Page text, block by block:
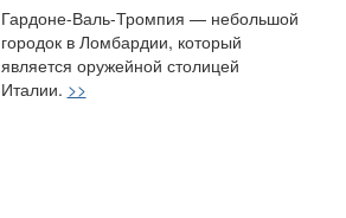
Гардоне-Валь-Тромпия — небольшой
городок в Ломбардии, который
является оружейной столицей
Италии. >>